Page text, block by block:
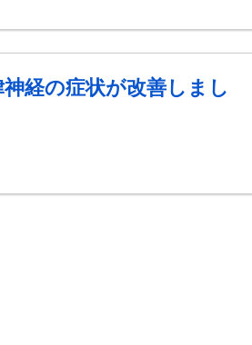
経の症状が改善しまし